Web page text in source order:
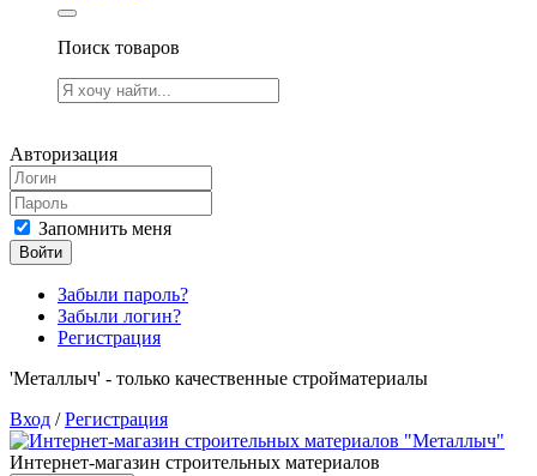
Поиск товаров
Авторизация
Запомнить меня
Войти
Забыли пароль?
Забыли логин?
Регистрация
'Металлыч' - только качественные стройматериалы
Вход /Регистрация
Интернет-магазин строительных материалов